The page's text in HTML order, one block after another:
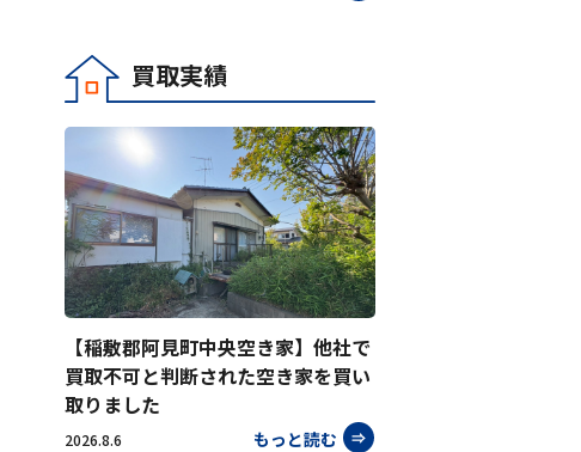
買取実績
【稲敷郡阿見町中央空き家】他社で
買取不可と判断された空き家を買い
取りました
2026.8.6 もっと読む